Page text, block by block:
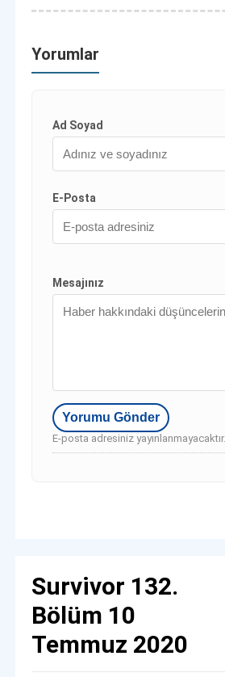
Yorumlar
Ad Soyad
E-Posta
Mesajınız
E-posta adresiniz yayınlanmayacaktır.
Survivor 132.
Bölüm 10
Temmuz 2020